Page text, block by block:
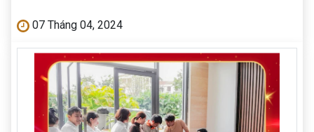
07 Tháng 04, 2024